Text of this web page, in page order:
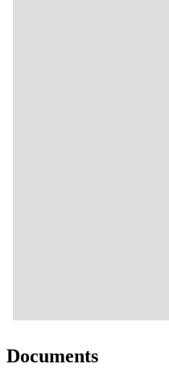
Documents